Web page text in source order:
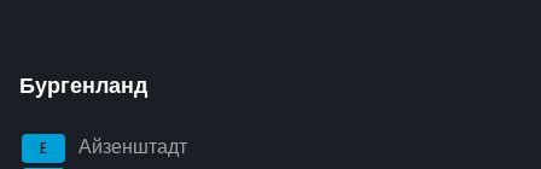
Бургенланд
E
Айзенштадт